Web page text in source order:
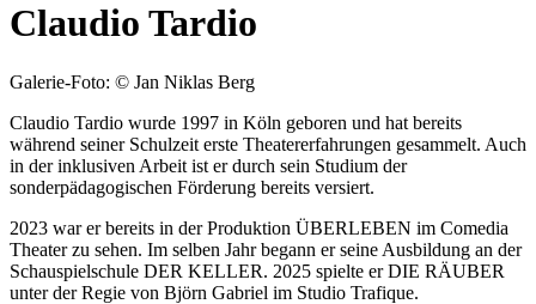
Claudio Tardio
Galerie-Foto: © Jan Niklas Berg
Claudio Tardio wurde 1997 in Köln geboren und hat bereits
während seiner Schulzeit erste Theatererfahrungen gesammelt. Auch
in der inklusiven Arbeit ist er durch sein Studium der
sonderpädagogischen Förderung bereits versiert.
2023 war er bereits in der Produktion ÜBERLEBEN im Comedia
Theater zu sehen. Im selben Jahr begann er seine Ausbildung an der
Schauspielschule DER KELLER. 2025 spielte er DIE RÄUBER
unter der Regie von Björn Gabriel im Studio Trafique.